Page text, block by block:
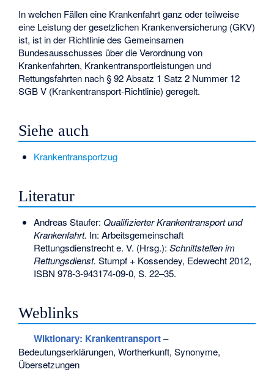
In welchen Fällen eine Krankenfahrt ganz oder teilweise
eine Leistung der gesetzlichen Krankenversicherung (GKV)
ist, ist in der Richtlinie des Gemeinsamen
Bundesausschusses über die Verordnung von
Krankenfahrten, Krankentransportleistungen und
Rettungsfahrten nach § 92 Absatz 1 Satz 2 Nummer 12
SGB V (Krankentransport-Richtlinie) geregelt.
Siehe auch
Krankentransportzug
Literatur
Andreas Staufer: Qualifizierter Krankentransport und
Krankenfahrt. In: Arbeitsgemeinschaft
Rettungsdienstrecht e. V. (Hrsg.): Schnittstellen im
Rettungsdienst. Stumpf + Kossendey, Edewecht 2012,
ISBN 978-3-943174-09-0, S. 22–35.
Weblinks
Wiktionary: Krankentransport–
Bedeutungserklärungen, Wortherkunft, Synonyme,
Übersetzungen